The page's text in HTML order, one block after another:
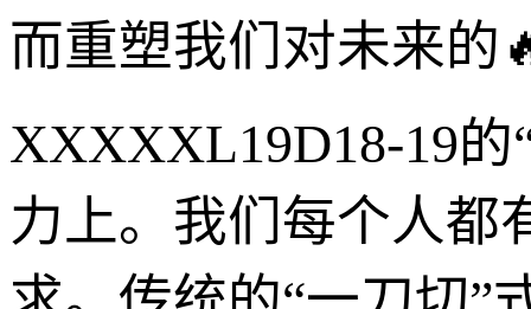
而重塑我们对未来的
XXXXXL19D18-19的
力上。我们每个人都